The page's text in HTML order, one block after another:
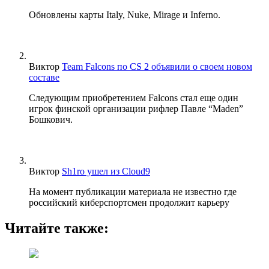
Обновлены карты Italy, Nuke, Mirage и Inferno.
Виктор Team Falcons по CS 2 объявили о своем новом
составе
Следующим приобретением Falcons стал еще один
игрок финской организации рифлер Павле “Maden”
Бошкович.
Виктор Sh1ro ушел из Cloud9
На момент публикации материала не известно где
российский киберспортсмен продолжит карьеру
Читайте также: